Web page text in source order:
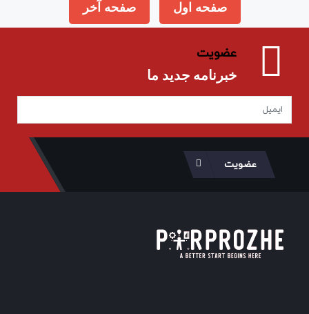
صفحه اول صفحه آخر
عضویت
خبرنامه جدید ما
عضویت